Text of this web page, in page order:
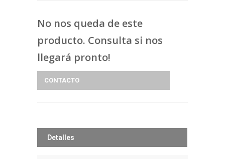
No nos queda de este
producto. Consulta si nos
llegará pronto!
CONTACTO
Detalles